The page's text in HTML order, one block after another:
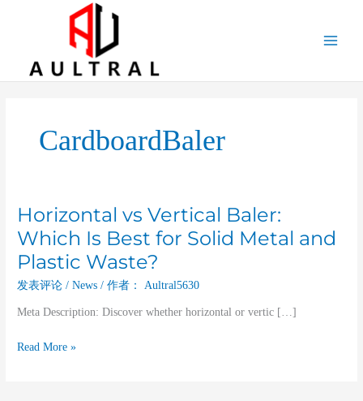
CardboardBaler
Horizontal vs Vertical Baler:
Which Is Best for Solid Metal and
Plastic Waste?
发表评论 /News / 作者： Aultral5630
Meta Description: Discover whether horizontal or vertic […]
Horizontal
Vertical
Baler:
Which
Best
Solid
Read More »